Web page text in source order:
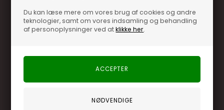
Du kan læse mere om vores brug af cookies og andre
teknologier, samt om vores indsamling og behandling
af personoplysninger ved atklikke her.
Særlige, eksklusive tilbud kun til klubkunder
Brug dine point allerede på næste køb
Læs mere og bliv medlem